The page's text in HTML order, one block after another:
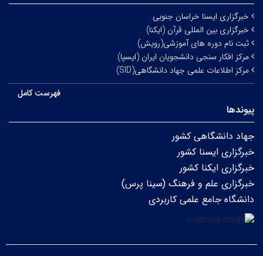
خبرگزاری ایسنا خراسان جنوبی
خبرگزاری بین المللی قرآن (ایکنا)
ثبت نام دوره های آموزشی(رویش)
مرکز افکار سنجی دانشجویان ایران (ایسپا)
مرکز اطلاعات علمی جهاد دانشگاهی(SID)
فهرست کامل
پیوندها
جهاد دانشگاهی کشور
خبرگزاری ایسنا کشور
خبرگزاری ایکنا کشور
خبرگزاری علم و فرهنگ (سینا پرس)
دانشگاه جامع علمی کاربردی